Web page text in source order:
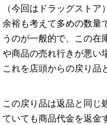
（今回はドラッグストア
余裕も考えて多めの数量
うのが一般的で、この在
や商品の売れ行きが悪い
これを店頭からの戻り品
この戻り品は返品と同じ
ていても商品代金を返金